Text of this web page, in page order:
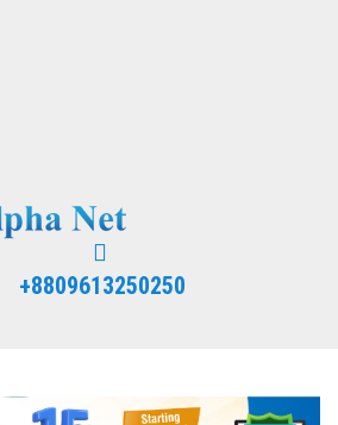
+8809613250250